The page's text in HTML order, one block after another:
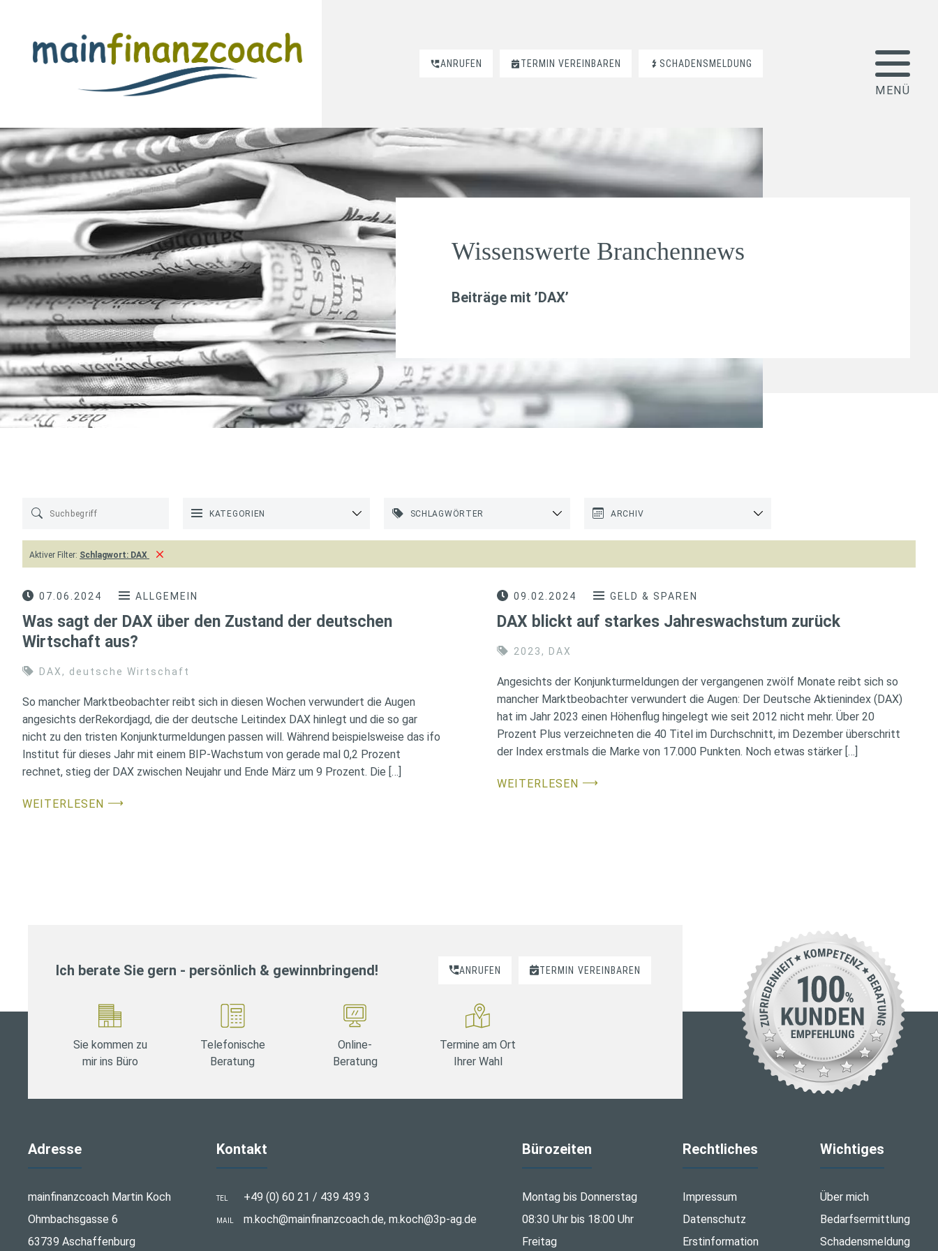
ANRUFEN TERMIN VEREINBAREN SCHADENSMELDUNG
Wissenswerte Branchennews
Beiträge mit ’DAX’
KATEGORIEN SCHLAGWÖRTER ARCHIV
Aktiver Filter: Schlagwort: DAX
07.06.2024 ALLGEMEIN
Was sagt der DAX über den Zustand der deutschen
Wirtschaft aus?
DAX , deutsche Wirtschaft
So mancher Marktbeobachter reibt sich in diesen Wochen verwundert die Augen
angesichts derRekordjagd, die der deutsche Leitindex DAX hinlegt und die so gar
nicht zu den tristen Konjunkturmeldungen passen will. Während beispielsweise das ifo
Institut für dieses Jahr mit einem BIP-Wachstum von gerade mal 0,2 Prozent
rechnet, stieg der DAX zwischen Neujahr und Ende März um 9 Prozent. Die […]
WEITERLESEN ⟶
09.02.2024 GELD & SPAREN
DAX blickt auf starkes Jahreswachstum zurück
2023 , DAX
Angesichts der Konjunkturmeldungen der vergangenen zwölf Monate reibt sich so
mancher Marktbeobachter verwundert die Augen: Der Deutsche Aktienindex (DAX)
hat im Jahr 2023 einen Höhenflug hingelegt wie seit 2012 nicht mehr. Über 20
Prozent Plus verzeichneten die 40 Titel im Durchschnitt, im Dezember überschritt
der Index erstmals die Marke von 17.000 Punkten. Noch etwas stärker […]
WEITERLESEN ⟶
Ich berate Sie gern - persönlich & gewinnbringend! ANRUFEN TERMIN VEREINBAREN
Sie kommen zu
mir ins Büro
Telefonische
Beratung
Online-
Beratung
Termine am Ort
Ihrer Wahl
Adresse
mainfinanzcoach Martin Koch
Ohmbachsgasse 6
63739 Aschaffenburg
Kontakt
TEL +49 (0) 60 21 / 439 439 3
MAIL m.koch@mainfinanzcoach.de, m.koch@3p-ag.de
Bürozeiten
Montag bis Donnerstag
08:30 Uhr bis 18:00 Uhr
Freitag
Rechtliches
Impressum
Datenschutz
Erstinformation
Wichtiges
Über mich
Bedarfsermittlung
Schadensmeldung